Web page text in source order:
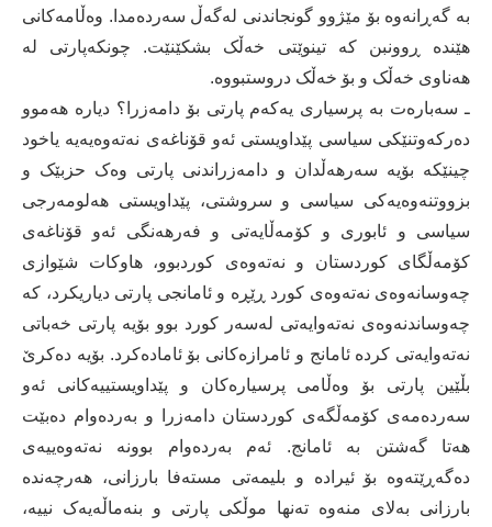
بە گەڕانەوە بۆ مێژوو گونجاندنی لەگەڵ سەردەمدا. وەڵامەکانی
ھێندە ڕوونبن کە تینوێتی خەڵک بشکێنێت. چونکەپارتی لە
ھەناوی خەڵک و بۆ خەڵک دروستبووە.
ـ سەبارەت بە پرسیاری یەکەم پارتی بۆ دامەزرا؟ دیارە ھەموو
دەرکەوتنێکی سیاسی پێداویستی ئەو قۆناغەی نەتەوەیەیە یاخود
چینێکە بۆیە سەرھەڵدان و دامەزراندنی پارتی وەک حزبێک و
بزووتنەوەیەکی سیاسی و سروشتی، پێداویستی ھەلومەرجی
سیاسی و ئابوری و کۆمەڵایەتی و فەرھەنگی ئەو قۆناغەی
کۆمەڵگای کوردستان و نەتەوەی کوردبوو، ھاوکات شێوازی
چەوسانەوەی نەتەوەی کورد ڕێڕە و ئامانجی پارتی دیاریکرد، کە
چەوساندنەوەی نەتەوایەتی لەسەر کورد بوو بۆیە پارتی خەباتی
نەتەوایەتی کردە ئامانج و ئامرازەکانی بۆ ئامادەکرد. بۆیە دەکرێ
بڵێین پارتی بۆ وەڵامی پرسیارەکان و پێداویستییەکانی ئەو
سەردەمەی کۆمەڵگەی کوردستان دامەزرا و بەردەوام دەبێت
هەتا گەشتن بە ئامانج. ئەم بەردەوام بوونە نەتەوەییەی
دەگەڕێتەوە بۆ ئیرادە و بلیمەتی مستەفا بارزانی، ھەرچەندە
بارزانی بەلای منەوە تەنھا موڵکی پارتی و بنەماڵەیەک نییە،